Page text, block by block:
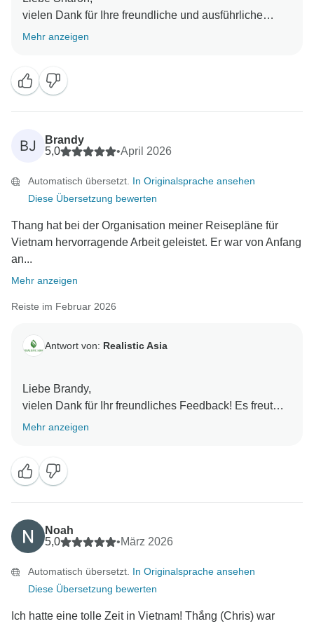
vielen Dank für Ihre freundliche und ausführliche
Bewertung. Es freut uns zu hören, dass Sie eine
haben. Nochmals vielen Dank, dass Sie mit uns
gereist sind und für Ihre Empfehlung. Wir hoffen, Sie
bald wieder bei uns begrüßen zu dürfen!
Mit freundlichen Grüßen,
Mehr anzeigen
BJ
Brandy
5,0
•April 2026
Automatisch übersetzt. In Originalsprache ansehen
Diese Übersetzung bewerten
Thang hat bei der Organisation meiner Reisepläne für
Vietnam hervorragende Arbeit geleistet. Er war von Anfang
an...
Mehr anzeigen
Reiste im Februar 2026
Antwort von: Realistic Asia
Liebe Brandy,
vielen Dank für Ihr freundliches Feedback! Es freut
uns sehr zu hören, dass alles reibungslos geklappt
seine Unterstützung und seine Arrangements Ihre
Erwartungen erfüllt haben. Es war uns ein Vergnügen,
Ihnen behilflich zu sein, und wir wissen Ihre
Empfehlung von Realistic Asia sehr zu schätzen. Wir
hoffen, Sie bald wieder auf einer weiteren Reise
begrüßen zu dürfen!
Mit freundlichen Grüßen,
Mehr anzeigen
Noah
5,0
•März 2026
Automatisch übersetzt. In Originalsprache ansehen
Diese Übersetzung bewerten
Ich hatte eine tolle Zeit in Vietnam! Thắng (Chris) war